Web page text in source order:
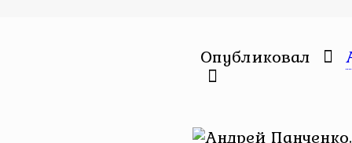
Опубликовал